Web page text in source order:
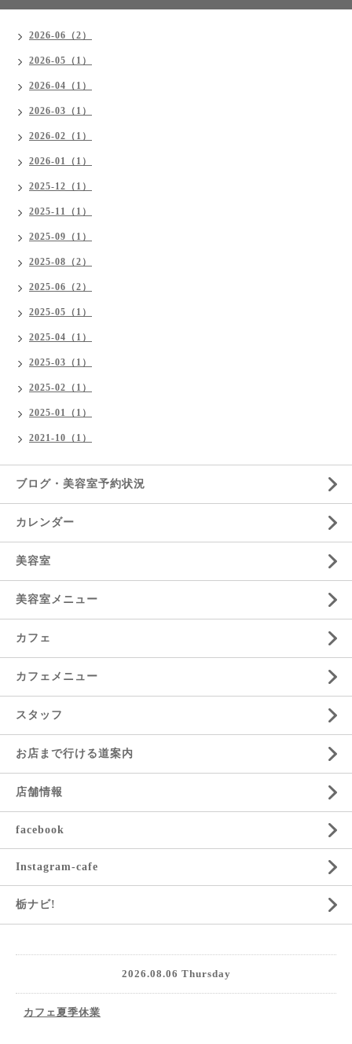
2026-06（2）
2026-05（1）
2026-04（1）
2026-03（1）
2026-02（1）
2026-01（1）
2025-12（1）
2025-11（1）
2025-09（1）
2025-08（2）
2025-06（2）
2025-05（1）
2025-04（1）
2025-03（1）
2025-02（1）
2025-01（1）
2021-10（1）
ブログ・美容室予約状況
カレンダー
美容室
美容室メニュー
カフェ
カフェメニュー
スタッフ
お店まで行ける道案内
店舗情報
facebook
Instagram-cafe
栃ナビ!
2026.08.06 Thursday
カフェ夏季休業